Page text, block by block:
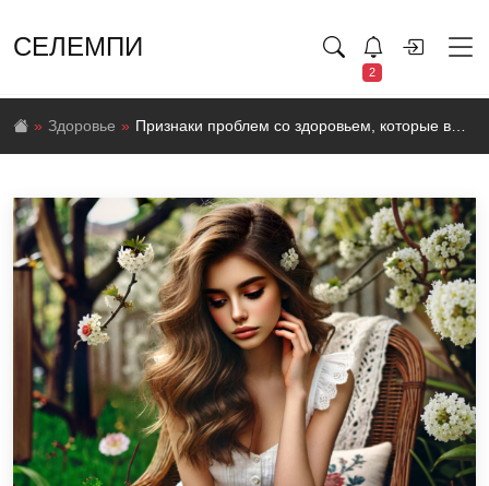
СЕЛЕМПИ
2
Здоровье Признаки проблем со здоровьем, которые вы можете не замечать, даже если чувствуете себя хорошо